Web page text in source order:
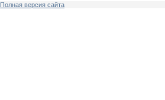
Полная версия сайта